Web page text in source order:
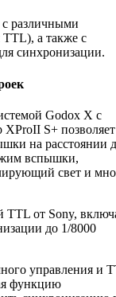
с различными
а также с
синхронизации.
Godox X с
XProII S+ позволяет
на расстоянии
вспышки,
свет и
TTL от Sony,
до 1/8000
управления и
функцию